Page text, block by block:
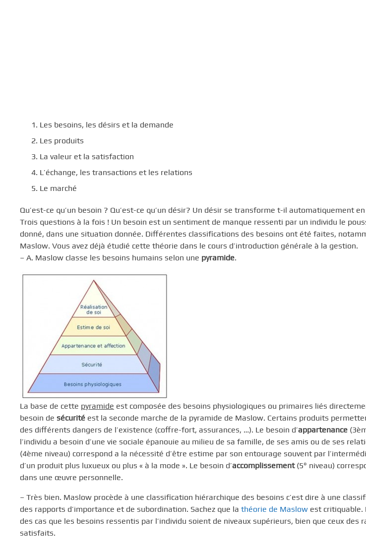
Les besoins, les désirs et la demande
Les produits
La valeur et la satisfaction
L’échange, les transactions et les relations
Le marché
Qu’est-ce qu’un besoin ? Qu’est-ce qu’un désir? Un désir se transforme t-il automatiquement
Trois questions à la fois ! Un besoin est un sentiment de manque ressenti par un individu le
donné, dans une situation donnée. Différentes classifications des besoins ont été faites,
Maslow. Vous avez déjà étudié cette théorie dans le cours d’introduction générale à la gestion.
– A. Maslow classe les besoins humains selon une pyramide.
La base de cette pyramide est composée des besoins physiologiques ou primaires liés
besoin de sécurité est la seconde marche de la pyramide de Maslow. Certains produits
des différents dangers de l’existence (coffre-fort, assurances, …). Le besoin d’appartenance
l’individu a besoin d’une vie sociale épanouie au milieu de sa famille, de ses amis ou de ses
(4ème niveau) correspond a la nécessité d’être estime par son entourage souvent par
d’un produit plus luxueux ou plus « à la mode ». Le besoin d’accomplissement(5° niveau)
dans une œuvre personnelle.
– Très bien. Maslow procède à une classification hiérarchique des besoins c’est dire à une
des rapports d’importance et de subordination. Sachez que la théorie de Maslow est critiquable.
des cas que les besoins ressentis par l’individu soient de niveaux supérieurs, bien que ceux des
satisfaits.